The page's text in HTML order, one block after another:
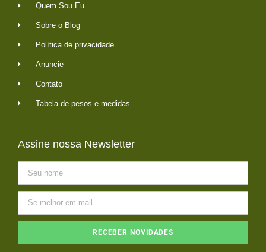
Quem Sou Eu
Sobre o Blog
Política de privacidade
Anuncie
Contato
Tabela de pesos e medidas
Assine nossa Newsletter
RECEBER NOVIDADES